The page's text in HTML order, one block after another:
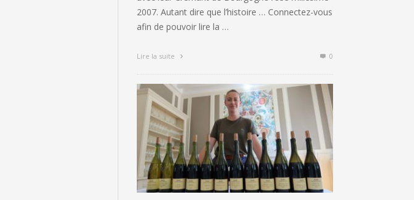
2007. Autant dire que l’histoire … Connectez-vous
afin de pouvoir lire la …
Lire la suite 0